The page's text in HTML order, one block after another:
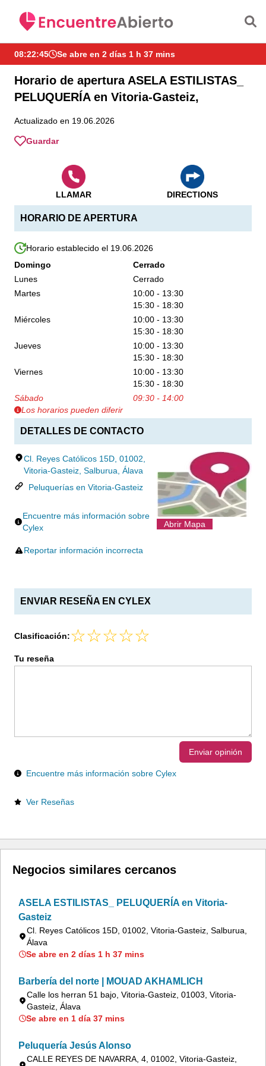
08:22:46 Se abre en 2 días 1 h 37 mins
Horario de apertura ASELA ESTILISTAS_
PELUQUERÍA en Vitoria-Gasteiz,
Actualizado en 19.06.2026
Guardar
HORARIO DE APERTURA
Horario establecido el 19.06.2026
Domingo
Cerrado
Lunes
Cerrado
Martes
10:00 - 13:30
15:30 - 18:30
Miércoles
10:00 - 13:30
15:30 - 18:30
Jueves
10:00 - 13:30
15:30 - 18:30
Viernes
10:00 - 13:30
15:30 - 18:30
Sábado
09:30 - 14:00
Los horarios pueden diferir
DETALLES DE CONTACTO
Cl. Reyes Católicos 15D, 01002,
Vitoria-Gasteiz, Salburua, Álava
Peluquerías en Vitoria-Gasteiz
Encuentre más información sobre
Cylex
Reportar información incorrecta
Abrir Mapa
LLAMAR DIRECTIONS
ENVIAR RESEÑA EN CYLEX
Clasificación:
Tu reseña
Enviar opinión
Encuentre más información sobre Cylex
Ver Reseñas
Negocios similares cercanos
ASELA ESTILISTAS_ PELUQUERÍA en Vitoria-
Gasteiz
Cl. Reyes Católicos 15D, 01002, Vitoria-Gasteiz, Salburua,
Álava
Se abre en 2 días 1 h 37 mins
Barbería del norte | MOUAD AKHAMLICH
Calle los herran 51 bajo, Vitoria-Gasteiz, 01003, Vitoria-
Gasteiz, Álava
Se abre en 1 día 37 mins
Peluquería Jesús Alonso
CALLE REYES DE NAVARRA, 4, 01002, Vitoria-Gasteiz,